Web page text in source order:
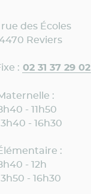
rue des Écoles
Reviers
: 02 31 37 29 02
:
- 11h50
- 16h30
:
- 12h
- 16h30